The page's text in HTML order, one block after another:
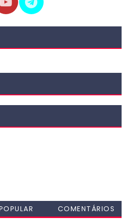
COMENTÁRIOS